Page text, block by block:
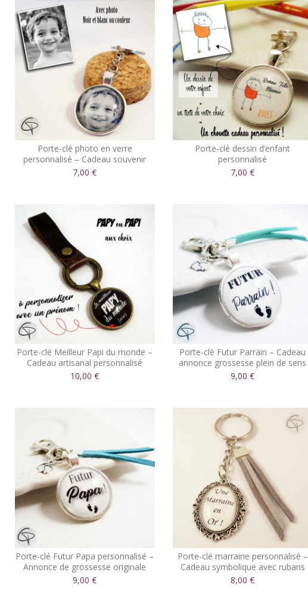
Porte-clé photo en verre
personnalisé – Cadeau souvenir
familial
7,00 €
Porte-clé dessin d’enfant
personnalisé
7,00 €
Porte-clé Meilleur Papi du monde –
Cadeau artisanal personnalisé
10,00 €
Porte-clé Futur Parrain – Cadeau
annonce grossesse plein de sens
9,00 €
Porte-clé Futur Papa personnalisé –
Annonce de grossesse originale
9,00 €
Porte-clé marraine personnalisé –
Cadeau symbolique avec rubans
8,00 €